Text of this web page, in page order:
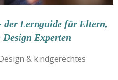
der Lernguide für Eltern,
Design Experten
& kindgerechtes